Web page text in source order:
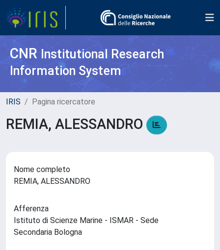
CNR Institutional Research
Information System
IRIS Pagina ricercatore
REMIA, ALESSANDRO
Nome completo
REMIA, ALESSANDRO
Afferenza
Istituto di Scienze Marine - ISMAR - Sede
Secondaria Bologna